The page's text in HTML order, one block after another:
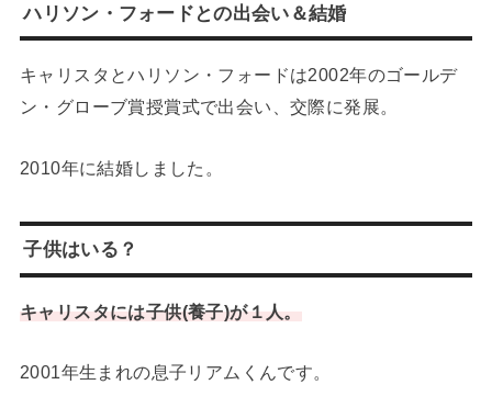
ハリソン・フォードとの出会い＆結婚
キャリスタとハリソン・フォードは2002年のゴールデ
ン・グローブ賞授賞式で出会い、交際に発展。
2010年に結婚しました。
子供はいる？
キャリスタには子供(養子)が１人。
2001年生まれの息子リアムくんです。